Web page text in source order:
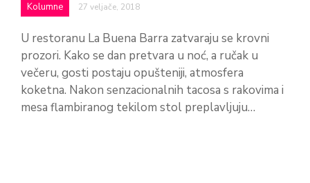
Kolumne 27 veljače, 2018
U restoranu La Buena Barra zatvaraju se krovni
prozori. Kako se dan pretvara u noć, a ručak u
večeru, gosti postaju opušteniji, atmosfera
koketna. Nakon senzacionalnih tacosa s rakovima i
mesa flambiranog tekilom stol preplavljuju…